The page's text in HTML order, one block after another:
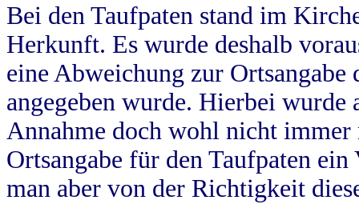
Bei den Taufpaten stand im
Herkunft. Es wurde deshalb
eine Abweichung zur
angegeben wurde. Hierbei wurde
Annahme doch wohl nicht
Ortsangabe für den Taufpaten
man aber von der Richtigkeit